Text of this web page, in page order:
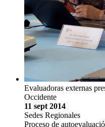
Evaluadoras externas
Occidente
11 sept 2014
Sedes Regionales
Proceso de